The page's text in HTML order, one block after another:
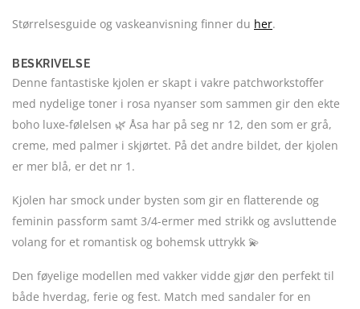
Størrelsesguide og vaskeanvisning finner du her.
BESKRIVELSE
Denne fantastiske kjolen er skapt i vakre patchworkstoffer
med nydelige toner i rosa nyanser som sammen gir den ekte
boho luxe-følelsen 🌿 Åsa har på seg nr 12, den som er grå,
creme, med palmer i skjørtet. På det andre bildet, der kjolen
er mer blå, er det nr 1.
Kjolen har smock under bysten som gir en flatterende og
feminin passform samt 3/4-ermer med strikk og avsluttende
volang for et romantisk og bohemsk uttrykk 💫
Den føyelige modellen med vakker vidde gjør den perfekt til
både hverdag, ferie og fest. Match med sandaler for en